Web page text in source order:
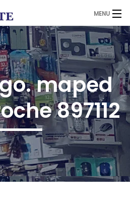
MENU
maped
897112